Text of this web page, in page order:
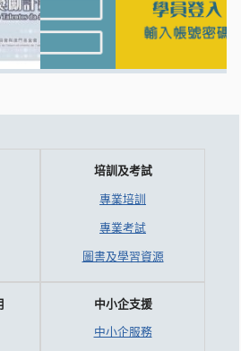
培訓及考試
專業培訓
專業考試
圖書及學習資源
中小企支援
中小企服務